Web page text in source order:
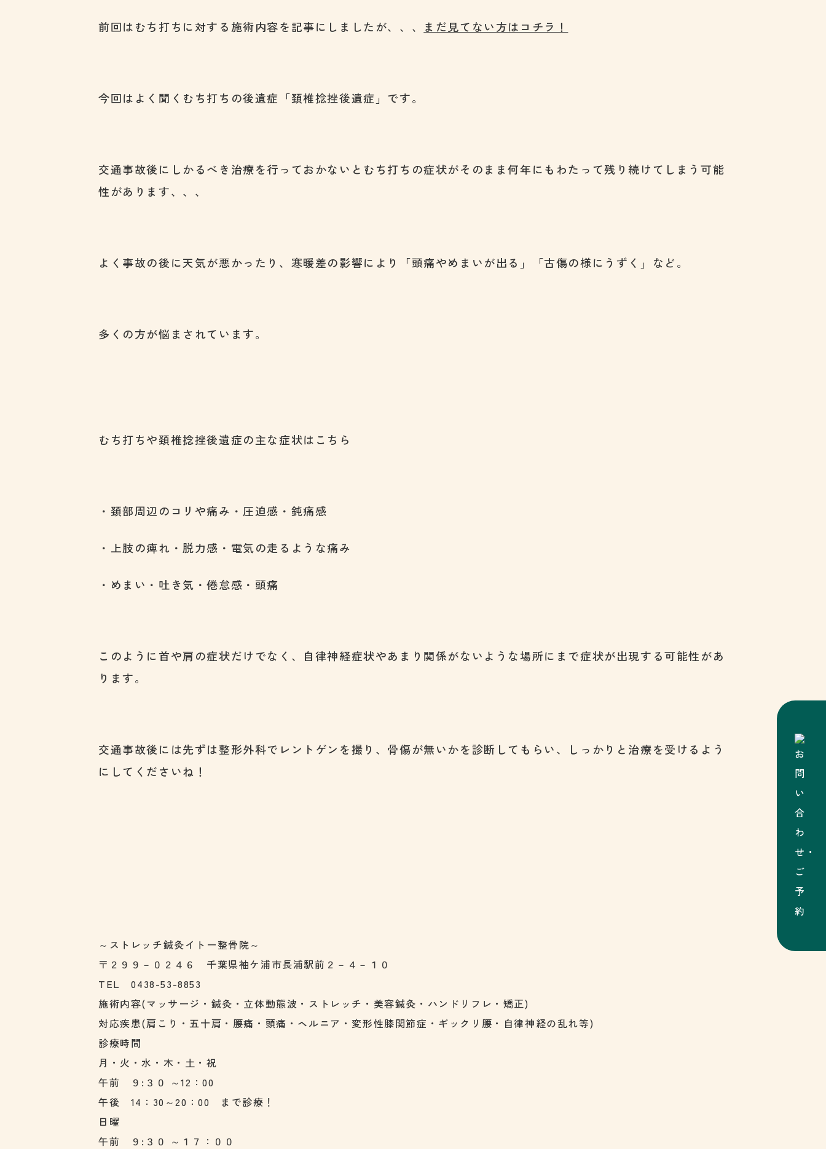
前回はむち打ちに対する施術内容を記事にしましたが、、、 まだ見てない方はコチラ！
今回はよく聞くむち打ちの後遺症「頚椎捻挫後遺症」です。
交通事故後にしかるべき治療を行っておかないとむち打ちの症状がそのまま何年にもわたって残り続けてしまう可能
性があります、、、
よく事故の後に天気が悪かったり、寒暖差の影響により「頭痛やめまいが出る」「古傷の様にうずく」など。
多くの方が悩まされています。
むち打ちや頚椎捻挫後遺症の主な症状はこちら
・頚部周辺のコリや痛み・圧迫感・鈍痛感
・上肢の痺れ・脱力感・電気の走るような痛み
・めまい・吐き気・倦怠感・頭痛
このように首や肩の症状だけでなく、自律神経症状やあまり関係がないような場所にまで症状が出現する可能性があ
ります。
交通事故後には先ずは整形外科でレントゲンを撮り、骨傷が無いかを診断してもらい、しっかりと治療を受けるよう
にしてくださいね！
～ストレッチ鍼灸イトー整骨院～
〒２９９－０２４６ 千葉県袖ケ浦市長浦駅前２－４－１０
TEL 0438-53-8853
施術内容(マッサージ・鍼灸・立体動態波・ストレッチ・美容鍼灸・ハンドリフレ・矯正)
対応疾患(肩こり・五十肩・腰痛・頭痛・ヘルニア・変形性膝関節症・ギックリ腰・自律神経の乱れ等)
診療時間
月・火・水・木・土・祝
午前 ９:３０ ～12：00
午後 14：30～20：00 まで診療！
日曜
午前 ９:３０ ～１７：００